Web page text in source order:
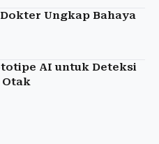
Ungkap Bahaya
AI untuk Deteksi